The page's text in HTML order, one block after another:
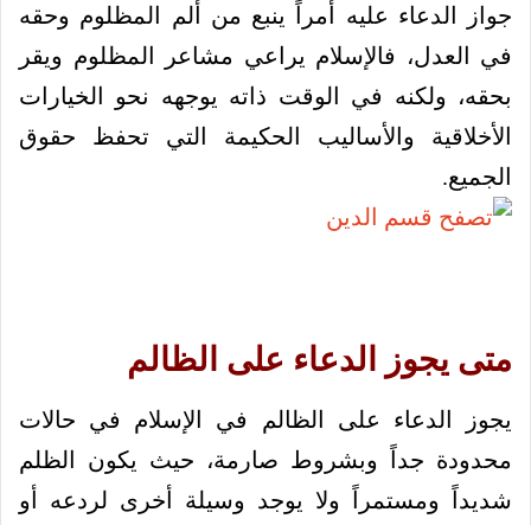
جواز الدعاء عليه أمراً ينبع من ألم المظلوم وحقه
في العدل، فالإسلام يراعي مشاعر المظلوم ويقر
بحقه، ولكنه في الوقت ذاته يوجهه نحو الخيارات
الأخلاقية والأساليب الحكيمة التي تحفظ حقوق
الجميع.
متى يجوز الدعاء على الظالم
يجوز الدعاء على الظالم في الإسلام في حالات
محدودة جداً وبشروط صارمة، حيث يكون الظلم
شديداً ومستمراً ولا يوجد وسيلة أخرى لردعه أو